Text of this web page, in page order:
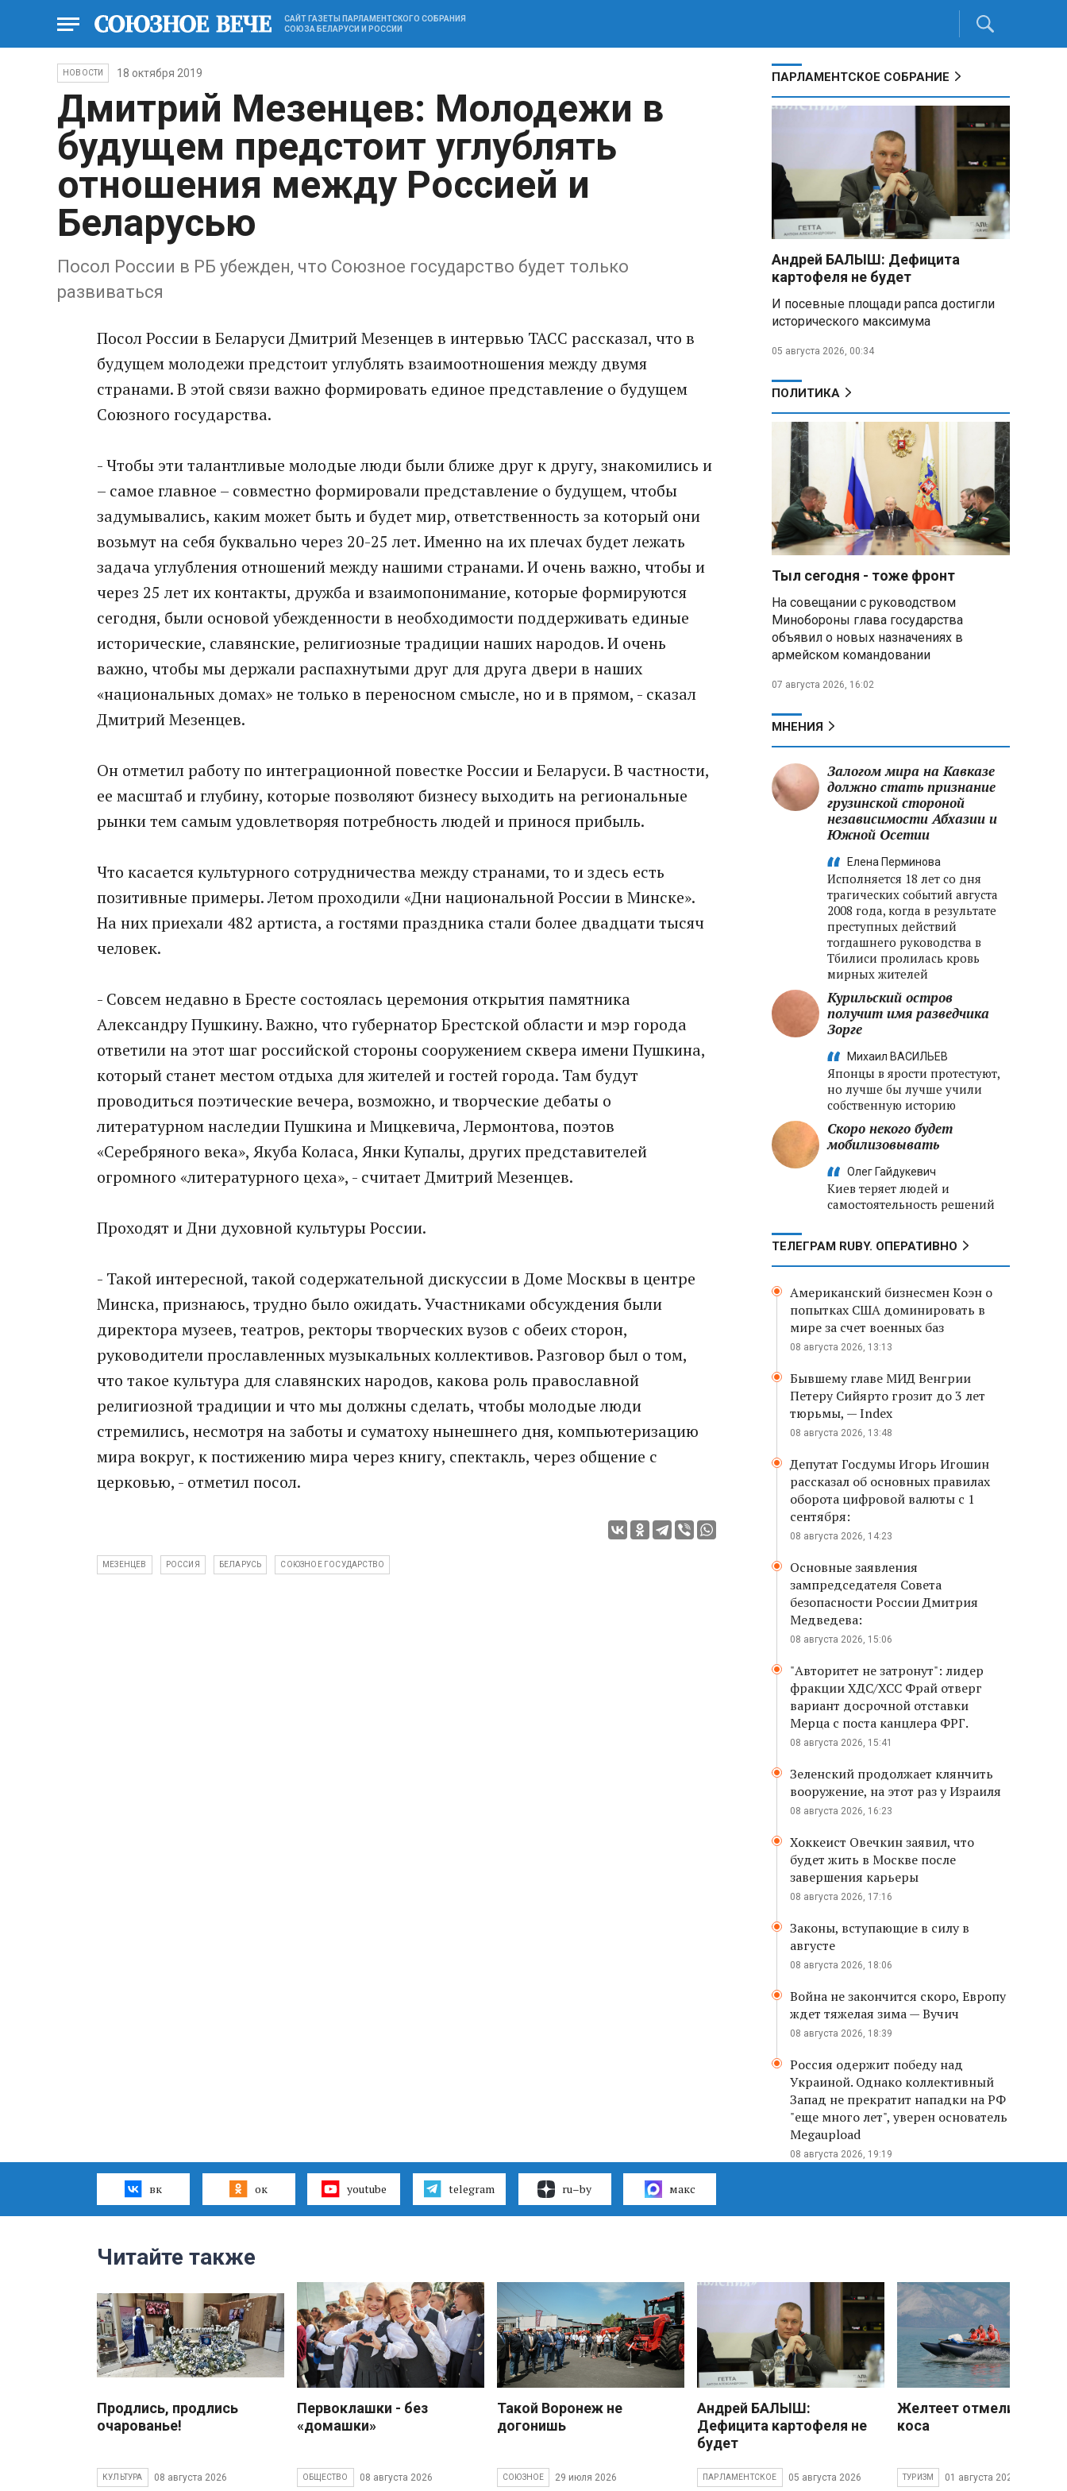
САЙТ ГАЗЕТЫ ПАРЛАМЕНТСКОГО СОБРАНИЯ
СОЮЗА БЕЛАРУСИ И РОССИИ
НОВОСТИ 18 октября 2019
Дмитрий Мезенцев: Молодежи в
будущем предстоит углублять
отношения между Россией и
Беларусью
Посол России в РБ убежден, что Союзное государство будет только
развиваться
Посол России в Беларуси Дмитрий Мезенцев в интервью ТАСС рассказал, что в
будущем молодежи предстоит углублять взаимоотношения между двумя
странами. В этой связи важно формировать единое представление о будущем
Союзного государства.
- Чтобы эти талантливые молодые люди были ближе друг к другу, знакомились и
– самое главное – совместно формировали представление о будущем, чтобы
задумывались, каким может быть и будет мир, ответственность за который они
возьмут на себя буквально через 20-25 лет. Именно на их плечах будет лежать
задача углубления отношений между нашими странами. И очень важно, чтобы и
через 25 лет их контакты, дружба и взаимопонимание, которые формируются
сегодня, были основой убежденности в необходимости поддерживать единые
исторические, славянские, религиозные традиции наших народов. И очень
важно, чтобы мы держали распахнутыми друг для друга двери в наших
«национальных домах» не только в переносном смысле, но и в прямом, - сказал
Дмитрий Мезенцев.
Он отметил работу по интеграционной повестке России и Беларуси. В частности,
ее масштаб и глубину, которые позволяют бизнесу выходить на региональные
рынки тем самым удовлетворяя потребность людей и принося прибыль.
Что касается культурного сотрудничества между странами, то и здесь есть
позитивные примеры. Летом проходили «Дни национальной России в Минске».
На них приехали 482 артиста, а гостями праздника стали более двадцати тысяч
человек.
- Совсем недавно в Бресте состоялась церемония открытия памятника
Александру Пушкину. Важно, что губернатор Брестской области и мэр города
ответили на этот шаг российской стороны сооружением сквера имени Пушкина,
который станет местом отдыха для жителей и гостей города. Там будут
проводиться поэтические вечера, возможно, и творческие дебаты о
литературном наследии Пушкина и Мицкевича, Лермонтова, поэтов
«Серебряного века», Якуба Коласа, Янки Купалы, других представителей
огромного «литературного цеха», - считает Дмитрий Мезенцев.
Проходят и Дни духовной культуры России.
- Такой интересной, такой содержательной дискуссии в Доме Москвы в центре
Минска, признаюсь, трудно было ожидать. Участниками обсуждения были
директора музеев, театров, ректоры творческих вузов с обеих сторон,
руководители прославленных музыкальных коллективов. Разговор был о том,
что такое культура для славянских народов, какова роль православной
религиозной традиции и что мы должны сделать, чтобы молодые люди
стремились, несмотря на заботы и суматоху нынешнего дня, компьютеризацию
мира вокруг, к постижению мира через книгу, спектакль, через общение с
церковью, - отметил посол.
МЕЗЕНЦЕВ РОССИЯ БЕЛАРУСЬ СОЮЗНОЕ ГОСУДАРСТВО
ПАРЛАМЕНТСКОЕ СОБРАНИЕ
Андрей БАЛЫШ: Дефицита
картофеля не будет
И посевные площади рапса достигли
исторического максимума
05 августа 2026, 00:34
ПОЛИТИКА
Тыл сегодня - тоже фронт
На совещании с руководством
Минобороны глава государства
объявил о новых назначениях в
армейском командовании
07 августа 2026, 16:02
МНЕНИЯ
Залогом мира на Кавказе
должно стать признание
грузинской стороной
независимости Абхазии и
Южной Осетии
Елена Перминова
Исполняется 18 лет со дня
трагических событий августа
2008 года, когда в результате
преступных действий
тогдашнего руководства в
Тбилиси пролилась кровь
мирных жителей
Курильский остров
получит имя разведчика
Зорге
Михаил ВАСИЛЬЕВ
Японцы в ярости протестуют,
но лучше бы лучше учили
собственную историю
Скоро некого будет
мобилизовывать
Олег Гайдукевич
Киев теряет людей и
самостоятельность решений
ТЕЛЕГРАМ RUBY. ОПЕРАТИВНО
Американский бизнесмен Коэн о
попытках США доминировать в
мире за счет военных баз
08 августа 2026, 13:13
Бывшему главе МИД Венгрии
Петеру Сийярто грозит до 3 лет
тюрьмы, — Index
08 августа 2026, 13:48
Депутат Госдумы Игорь Игошин
рассказал об основных правилах
оборота цифровой валюты с 1
сентября:
08 августа 2026, 14:23
Основные заявления
зампредседателя Совета
безопасности России Дмитрия
Медведева:
08 августа 2026, 15:06
"Авторитет не затронут": лидер
фракции ХДС/ХСС Фрай отверг
вариант досрочной отставки
Мерца с поста канцлера ФРГ.
08 августа 2026, 15:41
Зеленский продолжает клянчить
вооружение, на этот раз у Израиля
08 августа 2026, 16:23
Хоккеист Овечкин заявил, что
будет жить в Москве после
завершения карьеры
08 августа 2026, 17:16
Законы, вступающие в силу в
августе
08 августа 2026, 18:06
Война не закончится скоро, Европу
ждет тяжелая зима — Вучич
08 августа 2026, 18:39
Россия одержит победу над
Украиной. Однако коллективный
Запад не прекратит нападки на РФ
"еще много лет", уверен основатель
Megaupload
08 августа 2026, 19:19
вк ок youtube telegram ru–by макс
Читайте также
Продлись, продлись
очарованье!
КУЛЬТУРА 08 августа 2026
Первоклашки - без
«домашки»
ОБЩЕСТВО 08 августа 2026
Такой Воронеж не
догонишь
СОЮЗНОЕ 29 июля 2026
Андрей БАЛЫШ:
Дефицита картофеля не
будет
ПАРЛАМЕНТСКОЕ 05 августа 2026
Желтеет отмели
коса
ТУРИЗМ 01 августа 2026